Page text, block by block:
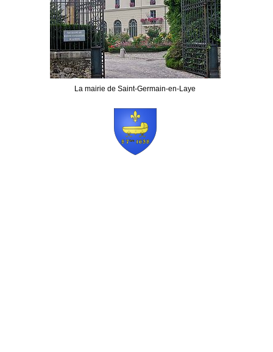
La mairie de Saint-Germain-en-Laye